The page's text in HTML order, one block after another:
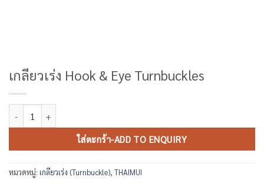
เกลียวเร่ง Hook & Eye Turnbuckles
ใส่ตะกร้า-ADD TO ENQUIRY
หมวดหมู่: เกลียวเร่ง (Turnbuckle), THAIMUI